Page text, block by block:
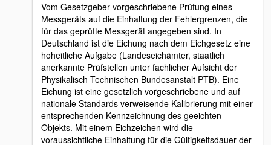
Vom Gesetzgeber vorgeschriebene Prüfung eines
Messgeräts auf die Einhaltung der Fehlergrenzen, die
für das geprüfte Messgerät angegeben sind. In
Deutschland ist die Eichung nach dem Eichgesetz eine
hoheitliche Aufgabe (Landeseichämter, staatlich
anerkannte Prüfstellen unter fachlicher Aufsicht der
Physikalisch Technischen Bundesanstalt PTB). Eine
Eichung ist eine gesetzlich vorgeschriebene und auf
nationale Standards verweisende Kalibrierung mit einer
entsprechenden Kennzeichnung des geeichten
Objekts. Mit einem Eichzeichen wird die
voraussichtliche Einhaltung für die Gültigkeitsdauer der